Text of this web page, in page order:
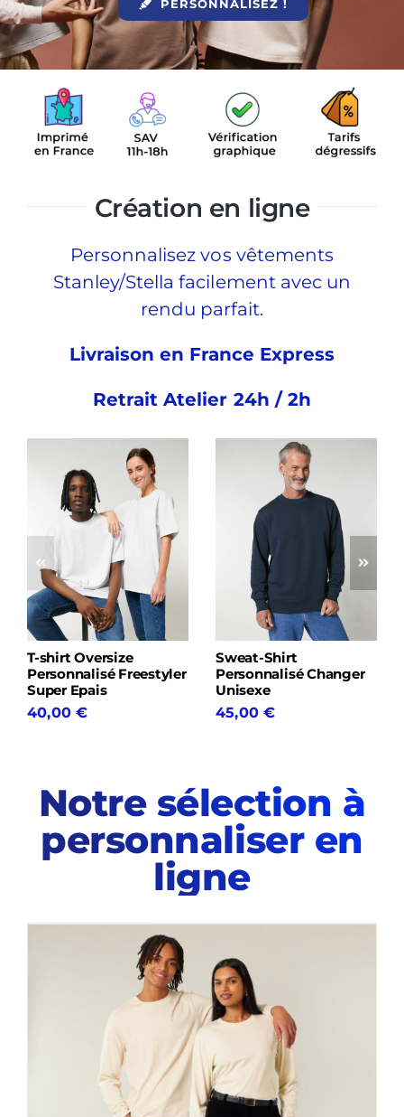
PERSONNALISEZ !
Création en ligne
Personnalisez vos vêtements
Stanley/Stella facilement avec un
rendu parfait.
Livraison en France Express
Retrait Atelier 24h / 2h
T-shirt Oversize
Personnalisé Freestyler
Super Epais
40,00€
Sweat-Shirt
Personnalisé Changer
Unisexe
45,00€
Notre sélection à
personnaliser en
ligne